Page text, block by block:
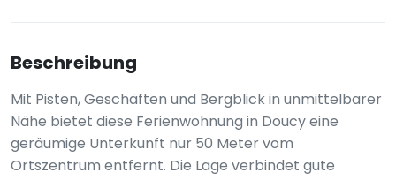
Beschreibung
Mit Pisten, Geschäften und Bergblick in unmittelbarer
Nähe bietet diese Ferienwohnung in Doucy eine
geräumige Unterkunft nur 50 Meter vom
Ortszentrum entfernt. Die Lage verbindet gute